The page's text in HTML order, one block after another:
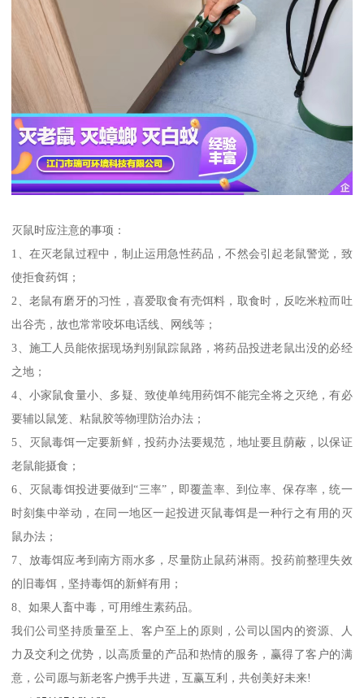
灭鼠时应注意的事项：
1、在灭老鼠过程中，制止运用急性药品，不然会引起老鼠警觉，致
使拒食药饵；
2、老鼠有磨牙的习性，喜爱取食有壳饵料，取食时，反吃米粒而吐
出谷壳，故也常常咬坏电话线、网线等；
3、施工人员能依据现场判别鼠踪鼠路，将药品投进老鼠出没的必经
之地；
4、小家鼠食量小、多疑、致使单纯用药饵不能完全将之灭绝，有必
要辅以鼠笼、粘鼠胶等物理防治办法；
5、灭鼠毒饵一定要新鲜，投药办法要规范，地址要且荫蔽，以保证
老鼠能摄食；
6、灭鼠毒饵投进要做到“三率”，即覆盖率、到位率、保存率，统一
时刻集中举动，在同一地区一起投进灭鼠毒饵是一种行之有用的灭
鼠办法；
7、放毒饵应考到南方雨水多，尽量防止鼠药淋雨。投药前整理失效
的旧毒饵，坚持毒饵的新鲜有用；
8、如果人畜中毒，可用维生素药品。
我们公司坚持质量至上、客户至上的原则，公司以国内的资源、人
力及交利之优势，以高质量的产品和热情的服务，赢得了客户的满
意，公司愿与新老客户携手共进，互赢互利，共创美好未来!